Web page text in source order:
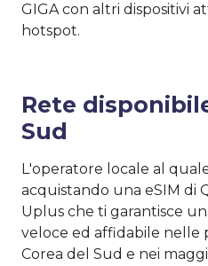
GIGA con altri dispositivi
hotspot.
Rete
Sud
L'operatore locale al
acquistando una eSIM di
Uplus che ti garantisce
veloce ed affidabile nelle
Corea del Sud e nei